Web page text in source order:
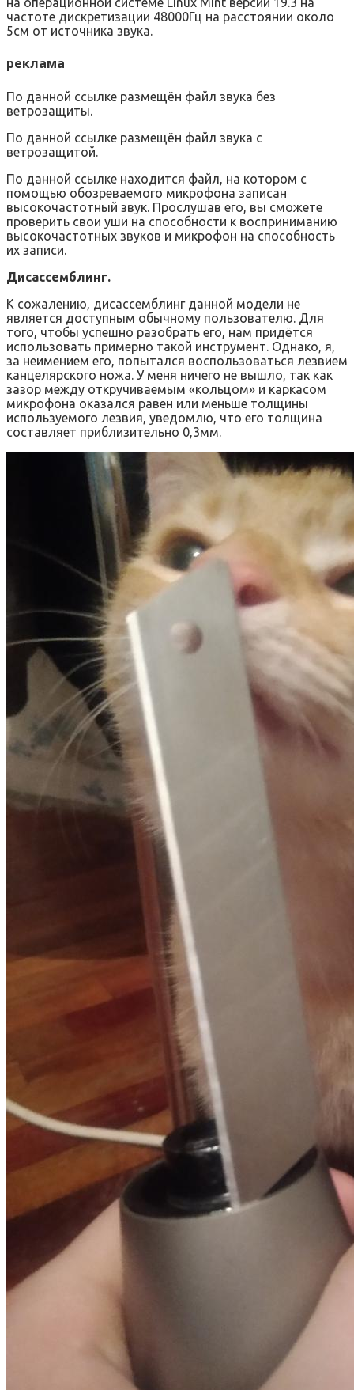
частоте дискретизации 48000Гц на расстоянии около
5см от источника звука.
реклама
По данной ссылке размещён файл звука без
ветрозащиты.
По данной ссылке размещён файл звука с
ветрозащитой.
По данной ссылке находится файл, на котором с
помощью обозреваемого микрофона записан
высокочастотный звук. Прослушав его, вы сможете
проверить свои уши на способности к восприниманию
высокочастотных звуков и микрофон на способность
их записи.
Дисассемблинг.
К сожалению, дисассемблинг данной модели не
является доступным обычному пользователю. Для
того, чтобы успешно разобрать его, нам придётся
использовать примерно такой инструмент. Однако, я,
за неимением его, попытался воспользоваться лезвием
канцелярского ножа. У меня ничего не вышло, так как
зазор между откручиваемым «кольцом» и каркасом
микрофона оказался равен или меньше толщины
используемого лезвия, уведомлю, что его толщина
составляет приблизительно 0,3мм.